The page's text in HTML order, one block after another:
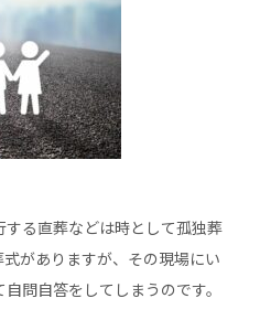
る直葬などは時として孤独葬
がありますが、その現場にい
問自答をしてしまうのです。